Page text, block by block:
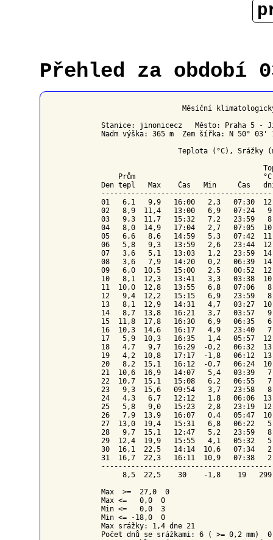
Přehled za období
Měsíční
Stanice: jinonicecz   Město: Praha 5 -
Nadm výška: 365 m  Zem šířka: N 50°
Teplota (°C), Srážky
Prům
Den tepl   Max    Čas   Min     Čas
01   6,1   9,9   16:00   2,3   07:30
02   8,9  11,4   13:00   6,9   07:24
03   9,3  11,7   15:32   7,2   23:59
04   8,0  14,9   17:04   2,7   07:05
05   6,6   8,6   14:59   5,3   07:42
06   5,8   9,3   13:59   2,6   23:44
07   3,6   5,1   13:03   1,2   23:59
08   3,6   7,9   14:20   0,2   06:39
09   6,0  10,5   15:00   2,5   00:52
10   8,1  12,3   13:41   3,3   03:38
11  10,0  12,8   13:55   6,8   07:06
12   9,4  12,2   15:15   6,9   23:59
13   8,1  12,9   14:31   4,7   03:27
14   8,7  13,8   16:21   3,7   03:57
15  11,8  17,8   16:30   6,9   06:35
16  10,3  14,6   16:17   4,9   23:40
17   5,9  10,3   16:35   1,4   05:57
18   4,7   9,7   16:29  -0,2   06:32
19   4,2  10,8   17:17  -1,8   06:12
20   8,2  15,1   16:12  -0,7   06:24
21  10,6  16,9   14:07   5,4   03:39
22  10,7  15,1   15:08   6,2   06:55
23   9,3  15,6   09:54   3,7   23:58
24   4,3   6,7   12:12   1,8   06:06
25   5,8   9,0   15:23   2,8   23:19
26   7,9  13,9   16:07   0,4   05:47
27  13,0  19,4   15:31   6,8   06:22
28   9,7  15,1   12:47   5,2   23:59
29  12,4  19,9   15:55   4,1   05:32
30  16,1  22,5   14:14  10,6   07:34
31  16,7  22,3   16:11  10,9   07:38
8,5  22,5    30    -1,8    19
Max  >=  27,0  0
Max <=   0,0  0
Min <=   0,0  3
Min <= -18,0  0
Max srážky: 1,4 dne 21
Počet dnů se srážkami: 6 ( >= 0,2 mm)